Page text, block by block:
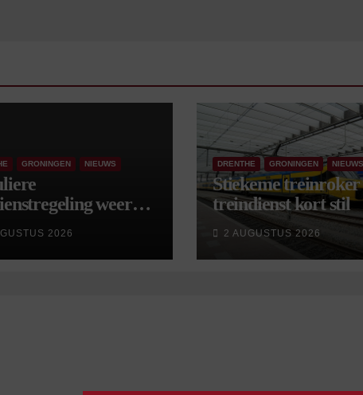
GRONINGEN NIEUWS
weer
2026
DRENTHE GRONINGEN NIEUWS
Stiekeme treinroker
treindienst kort stil
2 AUGUSTUS 2026